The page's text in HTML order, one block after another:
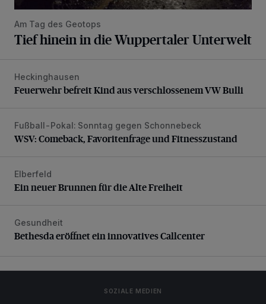
Am Tag des Geotops
Tief hinein in die Wuppertaler Unterwelt
Feuerwehr befreit Kind aus verschlossenem VW Bulli
Heckinghausen
Feuerwehr befreit Kind aus verschlossenem VW Bulli
WSV: Comeback, Favoritenfrage und Fitnesszustand
Fußball-Pokal: Sonntag gegen Schonnebeck
WSV: Comeback, Favoritenfrage und Fitnesszustand
Ein neuer Brunnen für die Alte Freiheit
Elberfeld
Ein neuer Brunnen für die Alte Freiheit
Bethesda eröffnet ein innovatives Callcenter
Gesundheit
Bethesda eröffnet ein innovatives Callcenter
SOZIALE MEDIEN